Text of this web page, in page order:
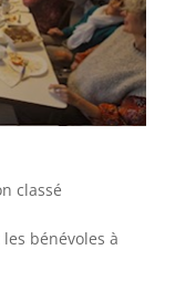
classé
bénévoles à